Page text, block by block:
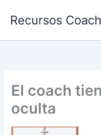
Recursos
El coach
oculta